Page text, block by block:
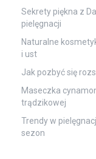
Sekrety piękna z
pielęgnacji
Naturalne
i ust
Jak pozbyć się
Maseczka
trądzikowej
Trendy w
sezon